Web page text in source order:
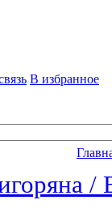
В избранное
/